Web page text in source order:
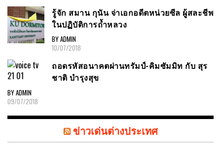
รู้จัก สมาน กุนัน จ่าเอกอดีตหน่วยซีล ผู้สละชีพ
ในปฏิบัติการถ้ำหลวง
BY ADMIN
10/07/2018
ถอดรหัสอนาคตผ่านทรัมป์-คิมซัมมิท กับ สุร
ชาติ บำรุงสุข
BY ADMIN
09/07/2018
ข่าวเด่นต่างประเทศ